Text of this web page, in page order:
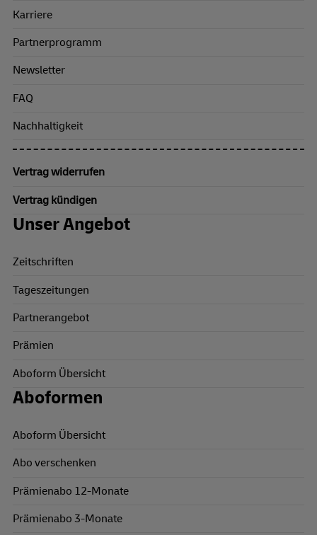
Karriere
Partnerprogramm
Newsletter
FAQ
Nachhaltigkeit
Vertrag widerrufen
Vertrag kündigen
Unser Angebot
Zeitschriften
Tageszeitungen
Partnerangebot
Prämien
Aboform Übersicht
Aboformen
Aboform Übersicht
Abo verschenken
Prämienabo 12-Monate
Prämienabo 3-Monate